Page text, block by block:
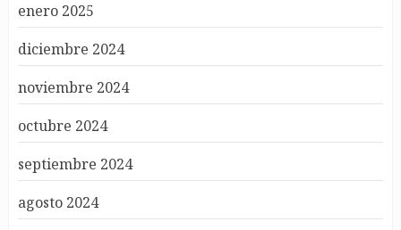
enero 2025
diciembre 2024
noviembre 2024
octubre 2024
septiembre 2024
agosto 2024